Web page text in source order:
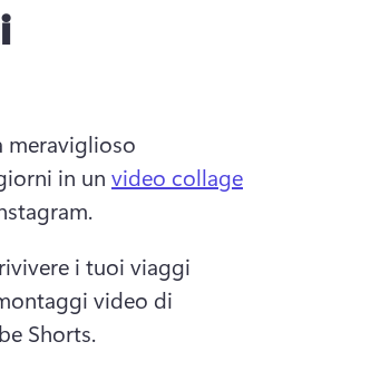
meraviglioso
in un video collage
i tuoi viaggi
video di
Shorts.